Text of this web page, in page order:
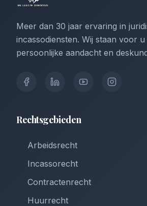
Meer dan 30 jaar ervaring in
incassodiensten. Wij staan voor
persoonlijke aandacht en
Rechtsgebieden
Arbeidsrecht
Incassorecht
Contractenrecht
Huurrecht